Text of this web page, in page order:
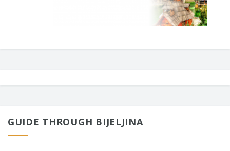
GUIDE THROUGH BIJELJINA